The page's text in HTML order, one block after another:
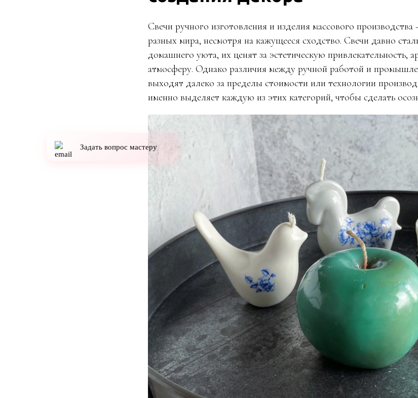
Свечи ручного изготовления и изделия массового
разных мира, несмотря на кажущееся сходство. Свечи давно
домашнего уюта, их ценят за эстетическую привлекательность,
атмосферу. Однако различия между ручной работой и
выходят далеко за пределы стоимости или технологии
именно выделяет каждую из этих категорий, чтобы сделать
Задать вопрос мастеру